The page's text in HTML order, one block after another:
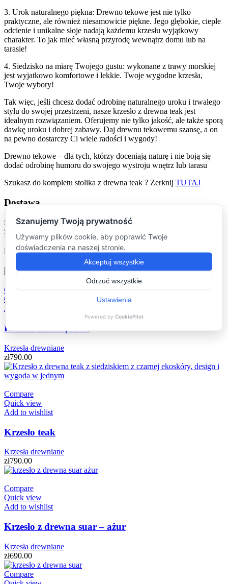
3. Urok naturalnego piękna: Drewno tekowe jest nie tylko
praktyczne, ale również niesamowicie piękne. Jego głębokie, ciepłe
odcienie i unikalne słoje nadają każdemu krzesłu wyjątkowy
charakter. To jak mieć własną przyrodę wewnątrz domu lub na
tarasie!
4. Siedzisko na miarę Twojego gustu: wykonane z trawy morskiej
jest wyjatkowo komfortowe i lekkie. Twoje wygodne krzesła,
Twoje wybory!
Tak więc, jeśli chcesz dodać odrobinę naturalnego uroku i trwałego
stylu do swojej przestrzeni, nasze krzesło z drewna teak jest
idealnym rozwiązaniem. Oferujemy nie tylko jakość, ale także sporą
dawkę uroku i dobrej zabawy. Daj drewnu tekowemu szansę, a on
na pewno dostarczy Ci wiele radości i wygody!
Drewno tekowe – dla tych, którzy doceniają naturę i nie boją się
dodać odrobinę humoru do swojego wystroju wnętrz lub tarasu
Szukasz do kompletu stolika z drewna teak ? Zerknij TUTAJ
Dostawa
Sposób dostarczenia produktu jest uzależniony od jego gabarytów.
Skontaktujemy się w tej sprawie:)
MOGĄ CIĘ ZAINTERESOWAĆ
Compare
Quick view
Add to wishlist
Krzesło Loft dębowe
Krzesła drewniane
zł790.00
Compare
Quick view
Add to wishlist
Krzesło teak
Krzesła drewniane
zł790.00
Compare
Quick view
Add to wishlist
Krzesło z drewna suar – ażur
Krzesła drewniane
zł690.00
Compare